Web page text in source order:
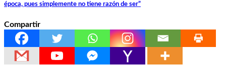
época, pues simplemente no tiene razón de ser”
Compartir